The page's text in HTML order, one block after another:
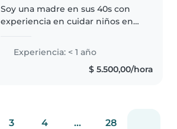
Soy una madre en sus 40s con
experiencia en cuidar niños en
dibujar, leer cuentos, hacer
manualidades y jugar con los
niños. También puedo ayudar
Experiencia: < 1 año
$ 5.500,00/hora
3 4 ... 28